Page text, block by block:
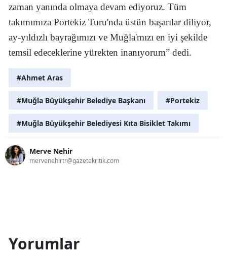
zaman yanında olmaya devam ediyoruz. Tüm
takımımıza Portekiz Turu'nda üstün başarılar diliyor,
ay-yıldızlı bayrağımızı ve Muğla'mızı en iyi şekilde
temsil edeceklerine yürekten inanıyorum” dedi.
#Ahmet Aras
#Muğla Büyükşehir Belediye Başkanı #Portekiz
#Muğla Büyükşehir Belediyesi Kıta Bisiklet Takımı
Merve Nehir
mervenehirtr@gazetekritik.com
Yorumlar